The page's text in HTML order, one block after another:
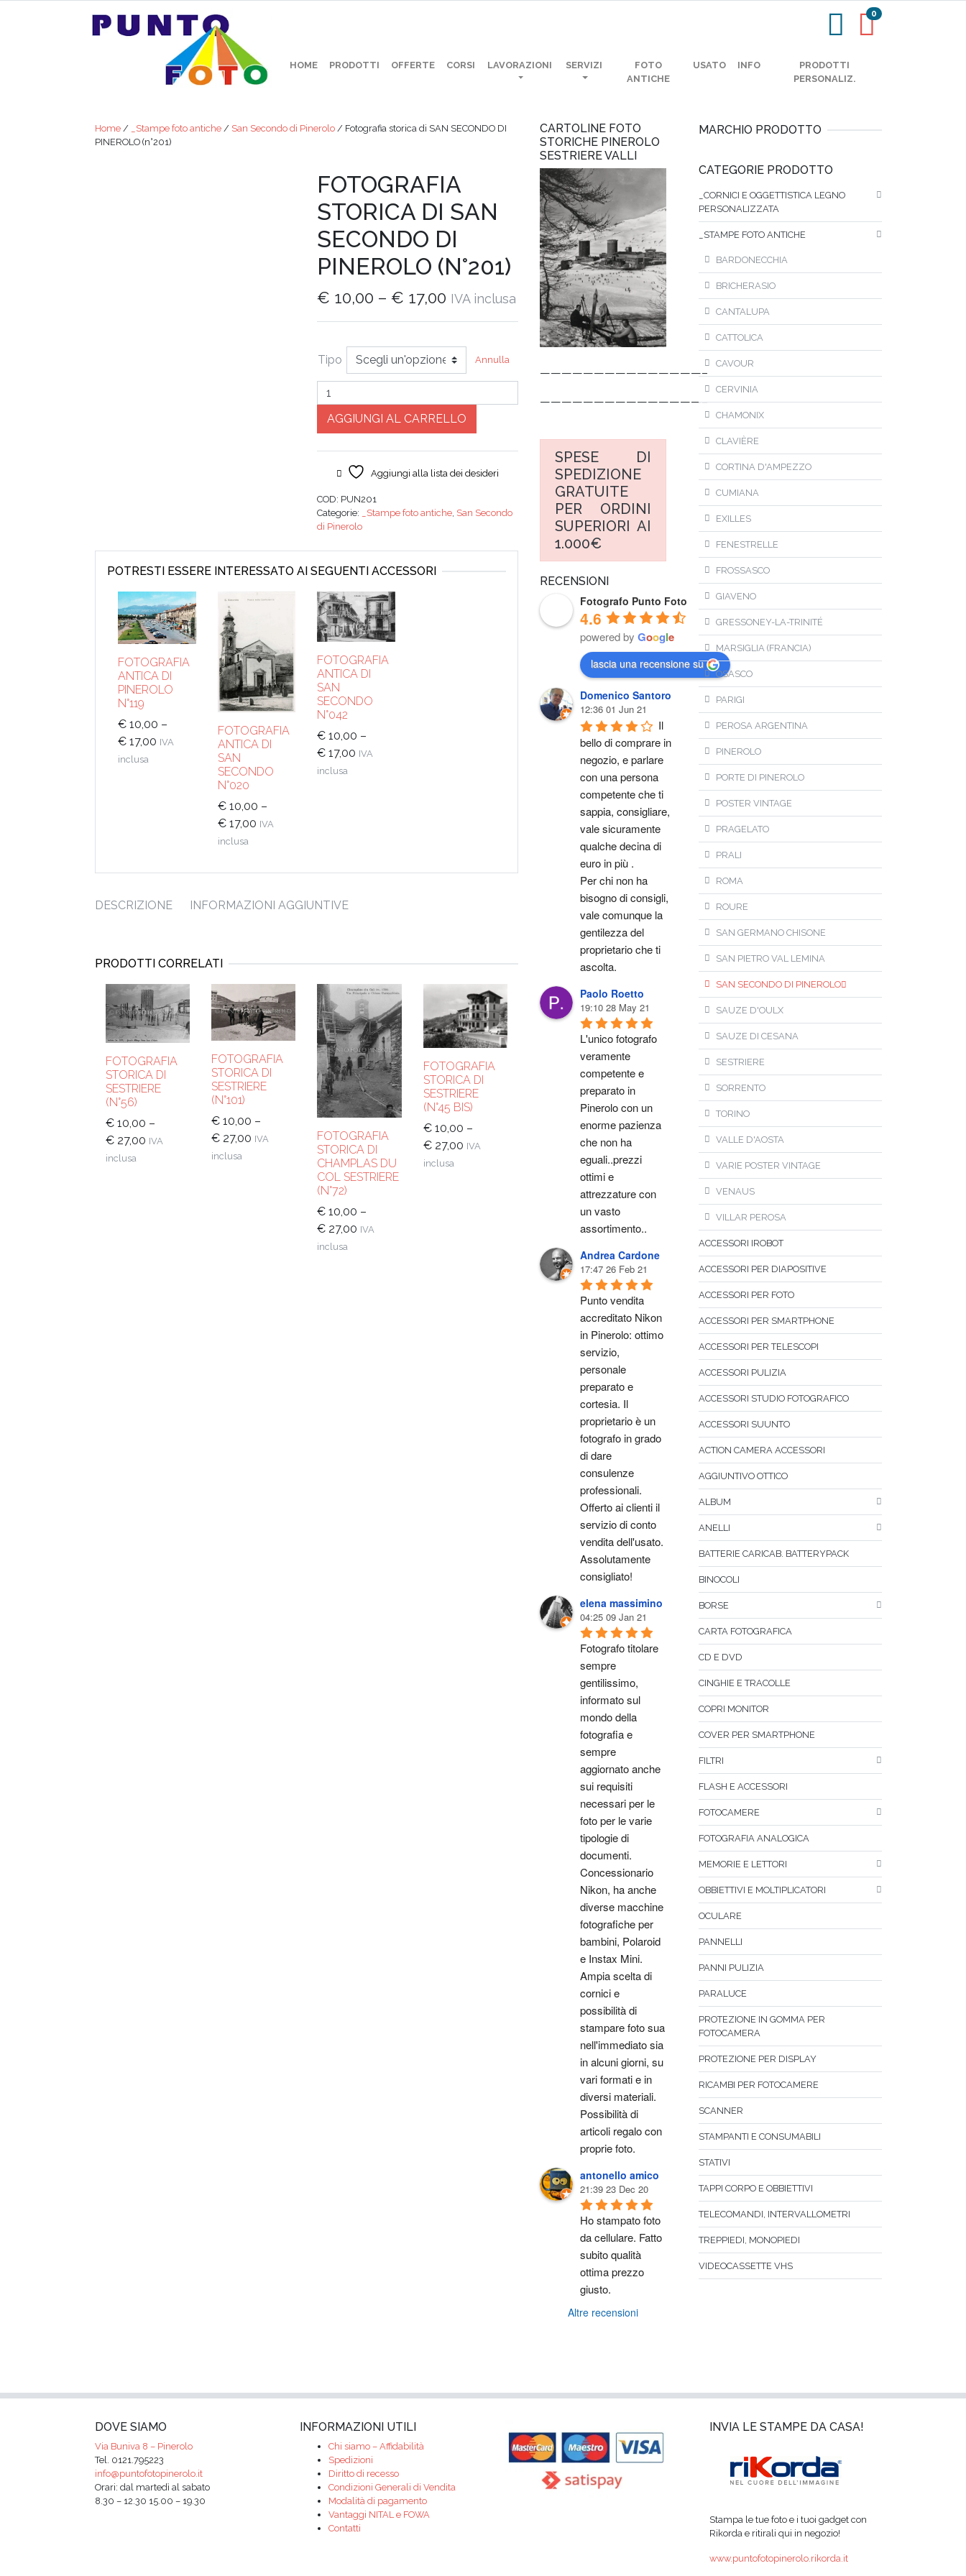
0
HOME PRODOTTI OFFERTE CORSI LAVORAZIONI SERVIZI
FOTO
ANTICHE
USATO INFO
PRODOTTI
PERSONALIZ.
Home / _Stampe foto antiche / San Secondo di Pinerolo / Fotografia storica di SAN SECONDO DI
PINEROLO (n°201)
FOTOGRAFIA
STORICA DI SAN
SECONDO DI
PINEROLO (N°201)
€ 10,00 – € 17,00 IVA inclusa
Tipo Annulla
Quantità
AGGIUNGI AL CARRELLO
Aggiungi alla lista dei desideri
COD: PUN201
Categorie:
_Stampe foto antiche, San Secondo
di Pinerolo
POTRESTI ESSERE INTERESSATO AI SEGUENTI ACCESSORI
FOTOGRAFIA
ANTICA DI
PINEROLO
N°119
€ 10,00 –
€ 17,00 IVA
inclusa
FOTOGRAFIA
ANTICA DI
SAN
SECONDO
N°020
€10,00 –
€17,00 IVA
inclusa
FOTOGRAFIA
ANTICA DI
SAN
SECONDO
N°042
€ 10,00 –
€ 17,00 IVA
inclusa
DESCRIZIONE INFORMAZIONI AGGIUNTIVE
PRODOTTI CORRELATI
FOTOGRAFIA
STORICA DI
SESTRIERE
(N°56)
€ 10,00 –
€ 27,00 IVA
inclusa
FOTOGRAFIA
STORICA DI
SESTRIERE
(N°101)
€ 10,00 –
€ 27,00 IVA
inclusa
FOTOGRAFIA
STORICA DI
CHAMPLAS DU
COL SESTRIERE
(N°72)
€ 10,00 –
€ 27,00 IVA
inclusa
FOTOGRAFIA
STORICA DI
SESTRIERE
(N°45 BIS)
€10,00 –
€27,00 IVA
inclusa
CARTOLINE FOTO
STORICHE PINEROLO
SESTRIERE VALLI
———————————————–
———————————————–
SPESE DI
SPEDIZIONE
GRATUITE
PER ORDINI
SUPERIORI AI
1.000€
RECENSIONI
Fotografo Punto Foto
4.6
powered by Google
lascia una recensione su
Domenico Santoro
12:36 01 Jun 21
Il
bello di comprare in
negozio, e parlare
con una persona
competente che ti
sappia, consigliare,
vale sicuramente
qualche decina di
euro in più .
Per chi non ha
bisogno di consigli,
vale comunque la
gentilezza del
proprietario che ti
ascolta.
Paolo Roetto
19:10 28 May 21
L'unico fotografo
veramente
competente e
preparato in
Pinerolo con un
enorme pazienza
che non ha
eguali..prezzi
ottimi e
attrezzature con
un vasto
assortimento..
Andrea Cardone
17:47 26 Feb 21
Punto vendita
accreditato Nikon
in Pinerolo: ottimo
servizio,
personale
preparato e
cortesia. Il
proprietario è un
fotografo in grado
di dare
consulenze
professionali.
Offerto ai clienti il
servizio di conto
vendita dell'usato.
Assolutamente
consigliato!
elena massimino
04:25 09 Jan 21
Fotografo titolare
sempre
gentilissimo,
informato sul
mondo della
fotografia e
sempre
aggiornato anche
sui requisiti
necessari per le
foto per le varie
tipologie di
documenti.
Concessionario
Nikon, ha anche
diverse macchine
fotografiche per
bambini, Polaroid
e Instax Mini.
Ampia scelta di
cornici e
possibilità di
stampare foto sua
nell'immediato sia
in alcuni giorni, su
vari formati e in
diversi materiali.
Possibilità di
articoli regalo con
proprie foto.
antonello amico
21:39 23 Dec 20
Ho stampato foto
da cellulare. Fatto
subito qualità
ottima prezzo
giusto.
Altre recensioni
MARCHIO PRODOTTO
CATEGORIE PRODOTTO
_CORNICI E OGGETTISTICA LEGNO
PERSONALIZZATA
_STAMPE FOTO ANTICHE
BARDONECCHIA
BRICHERASIO
CANTALUPA
CATTOLICA
CAVOUR
CERVINIA
CHAMONIX
CLAVIÈRE
CORTINA D'AMPEZZO
CUMIANA
EXILLES
FENESTRELLE
FROSSASCO
GIAVENO
GRESSONEY-LA-TRINITÉ
MARSIGLIA (FRANCIA)
OSASCO
PARIGI
PEROSA ARGENTINA
PINEROLO
PORTE DI PINEROLO
POSTER VINTAGE
PRAGELATO
PRALI
ROMA
ROURE
SAN GERMANO CHISONE
SAN PIETRO VAL LEMINA
SAN SECONDO DI PINEROLO
SAUZE D'OULX
SAUZE DI CESANA
SESTRIERE
SORRENTO
TORINO
VALLE D'AOSTA
VARIE POSTER VINTAGE
VENAUS
VILLAR PEROSA
ACCESSORI IROBOT
ACCESSORI PER DIAPOSITIVE
ACCESSORI PER FOTO
ACCESSORI PER SMARTPHONE
ACCESSORI PER TELESCOPI
ACCESSORI PULIZIA
ACCESSORI STUDIO FOTOGRAFICO
ACCESSORI SUUNTO
ACTION CAMERA ACCESSORI
AGGIUNTIVO OTTICO
ALBUM
ANELLI
BATTERIE CARICAB. BATTERYPACK
BINOCOLI
BORSE
CARTA FOTOGRAFICA
CD E DVD
CINGHIE E TRACOLLE
COPRI MONITOR
COVER PER SMARTPHONE
FILTRI
FLASH E ACCESSORI
FOTOCAMERE
FOTOGRAFIA ANALOGICA
MEMORIE E LETTORI
OBBIETTIVI E MOLTIPLICATORI
OCULARE
PANNELLI
PANNI PULIZIA
PARALUCE
PROTEZIONE IN GOMMA PER
FOTOCAMERA
PROTEZIONE PER DISPLAY
RICAMBI PER FOTOCAMERE
SCANNER
STAMPANTI E CONSUMABILI
STATIVI
TAPPI CORPO E OBBIETTIVI
TELECOMANDI, INTERVALLOMETRI
TREPPIEDI, MONOPIEDI
VIDEOCASSETTE VHS
DOVE SIAMO
Via Buniva 8 – Pinerolo
Tel. 0121.795223
info@puntofotopinerolo.it
Orari: dal martedì al sabato
8.30 – 12.30 15.00 – 19.30
INFORMAZIONI UTILI
Chi siamo – Affidabilità
Spedizioni
Diritto di recesso
Condizioni Generali di Vendita
Modalità di pagamento
Vantaggi NITAL e FOWA
Contatti
INVIA LE STAMPE DA CASA!
Stampa le tue foto e i tuoi gadget con
Rikorda e ritirali qui in negozio!
www.puntofotopinerolo.rikorda.it